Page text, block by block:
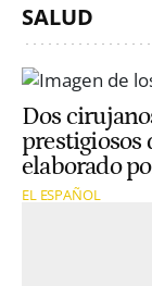
SALUD
Dos
prestigiosos
elaborado
EL ESPAÑOL